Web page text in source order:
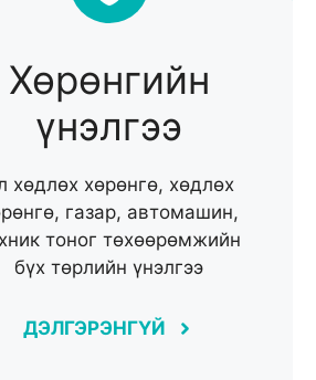
Хөрөнгийн
үнэлгээ
хөдлөх хөрөнгө, хөдлөх
газар, автомашин,
тоног төхөөрөмжийн
бүх төрлийн үнэлгээ
ДЭЛГЭРЭНГҮЙ